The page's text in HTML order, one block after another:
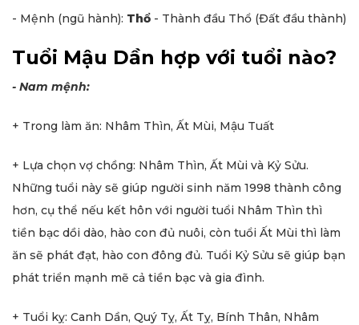
- Mệnh (ngũ hành): Thổ - Thành đầu Thổ (Ðất đầu thành)
Tuổi Mậu Dần hợp với tuổi nào?
- Nam mệnh:
+ Trong làm ăn: Nhâm Thìn, Ất Mùi, Mậu Tuất
+ Lựa chọn vợ chồng: Nhâm Thìn, Ất Mùi và Kỷ Sửu.
Những tuổi này sẽ giúp người sinh năm 1998 thành công
hơn, cụ thể nếu kết hôn với người tuổi Nhâm Thìn thì
tiền bạc dồi dào, hào con đủ nuôi, còn tuổi Ất Mùi thì làm
ăn sẽ phát đạt, hào con đông đủ. Tuổi Kỷ Sửu sẽ giúp bạn
phát triển mạnh mẽ cả tiền bạc và gia đình.
+ Tuổi kỵ: Canh Dần, Quý Tỵ, Ất Tỵ, Bính Thân, Nhâm